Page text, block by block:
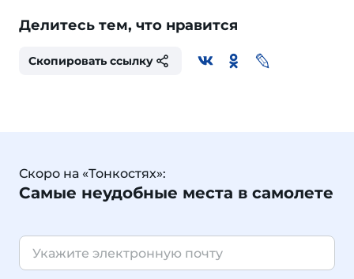
Делитесь тем, что нравится
Скопировать ссылку
Скоро на «Тонкостях»:
Самые неудобные места в самолете